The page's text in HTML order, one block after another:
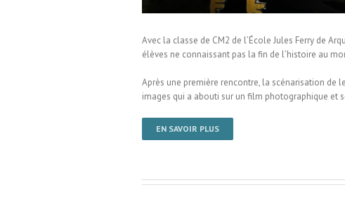
Avec la classe de CM2 de l’École Jules Ferry de
élèves ne connaissant pas la fin de l’histoire au
Après une première rencontre, la scénarisation de
images qui a abouti sur un film photographique et
EN SAVOIR PLUS